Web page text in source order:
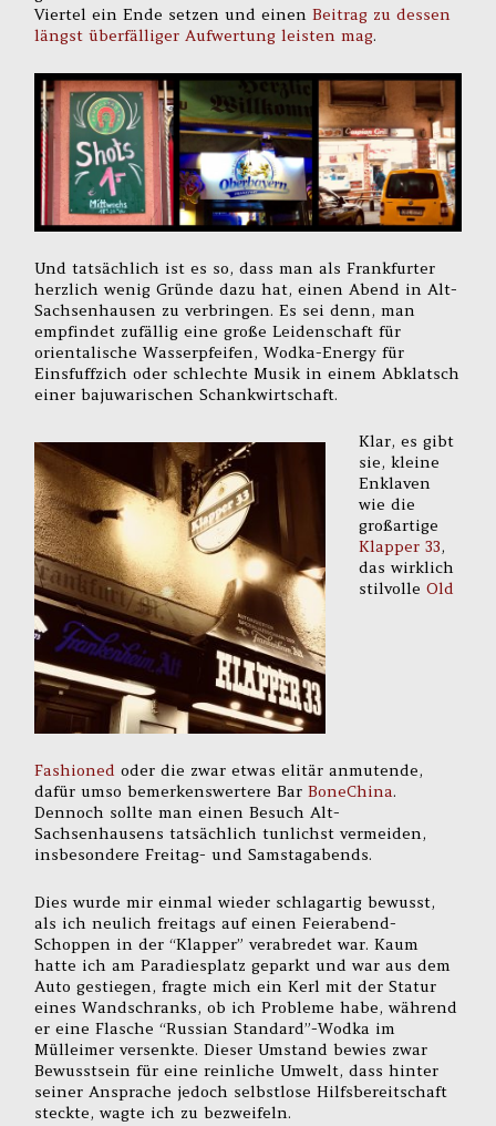
Viertel ein Ende setzen und einenBeitrag zu dessen
längst überfälliger Aufwertung leisten mag.
Und tatsächlich ist es so, dass man als Frankfurter
herzlich wenig Gründe dazu hat, einen Abend in Alt-
Sachsenhausen zu verbringen. Es sei denn, man
empfindet zufällig eine große Leidenschaft für
orientalische Wasserpfeifen, Wodka-Energy für
Einsfuffzich oder schlechte Musik in einem Abklatsch
einer bajuwarischen Schankwirtschaft.
Klar, es gibt
sie, kleine
Enklaven
wie die
großartige
Klapper 33,
das wirklich
stilvolleOld
Fashioned oder die zwar etwas elitär anmutende,
dafür umso bemerkenswertere BarBoneChina.
Dennoch sollte man einen Besuch Alt-
Sachsenhausens tatsächlich tunlichst vermeiden,
insbesondere Freitag- und Samstagabends.
Dies wurde mir einmal wieder schlagartig bewusst,
als ich neulich freitags auf einen Feierabend-
Schoppen in der “Klapper” verabredet war. Kaum
hatte ich am Paradiesplatz geparkt und war aus dem
Auto gestiegen, fragte mich ein Kerl mit der Statur
eines Wandschranks, ob ich Probleme habe, während
er eine Flasche “Russian Standard”-Wodka im
Mülleimer versenkte. Dieser Umstand bewies zwar
Bewusstsein für eine reinliche Umwelt, dass hinter
seiner Ansprache jedoch selbstlose Hilfsbereitschaft
steckte, wagte ich zu bezweifeln.